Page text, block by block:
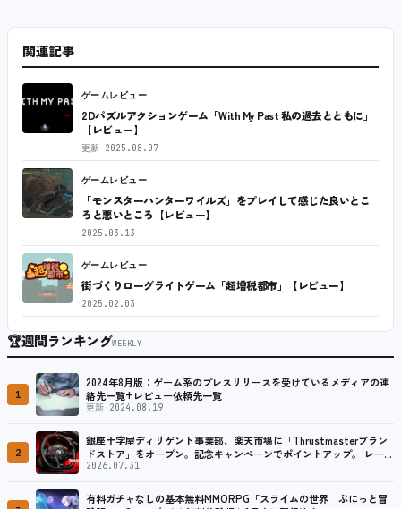
関連記事
ゲームレビュー
2Dパズルアクションゲーム「With My Past 私の過去とともに」
【レビュー】
更新 2025.08.07
ゲームレビュー
「モンスターハンターワイルズ」をプレイして感じた良いとこ
ろと悪いところ【レビュー】
2025.03.13
ゲームレビュー
街づくりローグライトゲーム「超増税都市」【レビュー】
2025.02.03
🏆週間ランキングWEEKLY
1
2024年8月版：ゲーム系のプレスリリースを受けているメディアの連
絡先一覧+レビュー依頼先一覧
更新 2024.08.19
2
銀座十字屋ディリゲント事業部、楽天市場に「Thrustmasterブラン
ドストア」をオープン。記念キャンペーンでポイントアップ。 レーシ
ング／フライトシム向けコントローラーを中心に、幅広くラインナッ
2026.07.31
有料ガチャなしの基本無料MMORPG「スライムの世界 ぷにっと冒